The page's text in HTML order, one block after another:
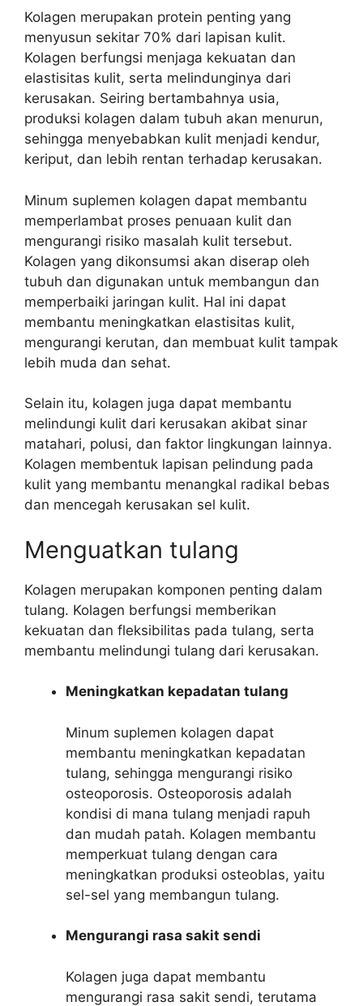
Kolagen merupakan protein penting yang
menyusun sekitar 70% dari lapisan kulit.
Kolagen berfungsi menjaga kekuatan dan
elastisitas kulit, serta melindunginya dari
kerusakan. Seiring bertambahnya usia,
produksi kolagen dalam tubuh akan menurun,
sehingga menyebabkan kulit menjadi kendur,
keriput, dan lebih rentan terhadap kerusakan.
Minum suplemen kolagen dapat membantu
memperlambat proses penuaan kulit dan
mengurangi risiko masalah kulit tersebut.
Kolagen yang dikonsumsi akan diserap oleh
tubuh dan digunakan untuk membangun dan
memperbaiki jaringan kulit. Hal ini dapat
membantu meningkatkan elastisitas kulit,
mengurangi kerutan, dan membuat kulit tampak
lebih muda dan sehat.
Selain itu, kolagen juga dapat membantu
melindungi kulit dari kerusakan akibat sinar
matahari, polusi, dan faktor lingkungan lainnya.
Kolagen membentuk lapisan pelindung pada
kulit yang membantu menangkal radikal bebas
dan mencegah kerusakan sel kulit.
Menguatkan tulang
Kolagen merupakan komponen penting dalam
tulang. Kolagen berfungsi memberikan
kekuatan dan fleksibilitas pada tulang, serta
membantu melindungi tulang dari kerusakan.
Meningkatkan kepadatan tulang
Minum suplemen kolagen dapat
membantu meningkatkan kepadatan
tulang, sehingga mengurangi risiko
osteoporosis. Osteoporosis adalah
kondisi di mana tulang menjadi rapuh
dan mudah patah. Kolagen membantu
memperkuat tulang dengan cara
meningkatkan produksi osteoblas, yaitu
sel-sel yang membangun tulang.
Mengurangi rasa sakit sendi
Kolagen juga dapat membantu
mengurangi rasa sakit sendi, terutama